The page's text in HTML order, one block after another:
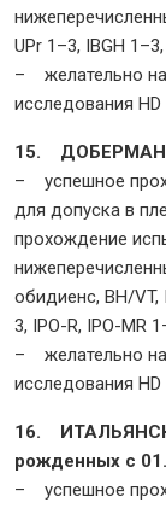
UPr 1–3, IBGH
– желательно
исследования HD
15.
– успешное
для допуска в
прохождение
обидиенс, BH/VT,
3, IPO-R, IPO-MR
– желательно
исследования HD
16.
рожденных с
– успешное